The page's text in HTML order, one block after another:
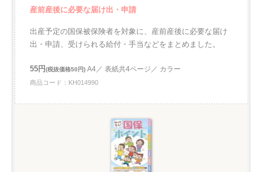
産前産後に必要な届け出・申請
出産予定の国保被保険者を対象に、産前産後に必要な届け
出・申請、受けられる給付・手当などをまとめました。
55円(税抜価格50円) A4／ 表紙共4ページ／ カラー
商品コード：KH014990